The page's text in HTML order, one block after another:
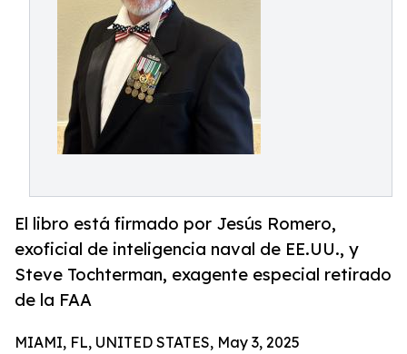
El libro está firmado por Jesús Romero,
exoficial de inteligencia naval de EE.UU., y
Steve Tochterman, exagente especial retirado
de la FAA
MIAMI, FL, UNITED STATES, May 3, 2025